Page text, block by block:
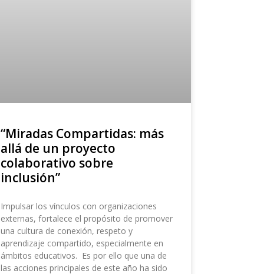
“Miradas Compartidas: más
allá de un proyecto
colaborativo sobre
inclusión”
Impulsar los vínculos con organizaciones
externas, fortalece el propósito de promover
una cultura de conexión, respeto y
aprendizaje compartido, especialmente en
ámbitos educativos. Es por ello que una de
las acciones principales de este año ha sido